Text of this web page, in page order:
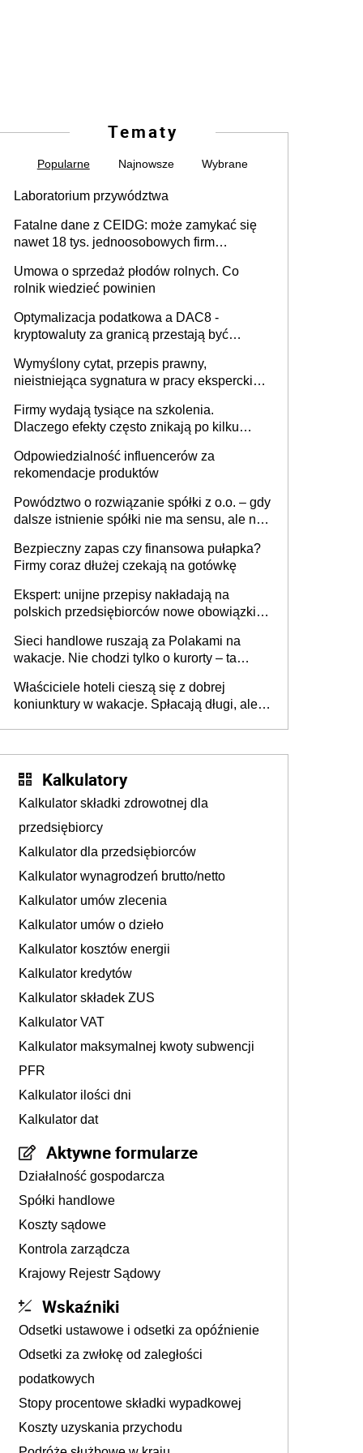
Tematy
Popularne Najnowsze Wybrane
Laboratorium przywództwa
Fatalne dane z CEIDG: może zamykać się
nawet 18 tys. jednoosobowych firm
Umowa o sprzedaż płodów rolnych. Co
rolnik wiedzieć powinien
Optymalizacja podatkowa a DAC8 -
kryptowaluty za granicą przestają być
Wymyślony cytat, przepis prawny,
nieistniejąca sygnatura w pracy eksperckiej -
firmie
Firmy wydają tysiące na szkolenia.
Dlaczego efekty często znikają po kilku
Odpowiedzialność influencerów za
rekomendacje produktów
Powództwo o rozwiązanie spółki z o.o. – gdy
dalsze istnienie spółki nie ma sensu, ale nie
Bezpieczny zapas czy finansowa pułapka?
Firmy coraz dłużej czekają na gotówkę
Ekspert: unijne przepisy nakładają na
polskich przedsiębiorców nowe obowiązki w
Sieci handlowe ruszają za Polakami na
wakacje. Nie chodzi tylko o kurorty – ta
tam, gdzie wielu spędzi urlop po cichu
Właściciele hoteli cieszą się z dobrej
koniunktury w wakacje. Spłacają długi, ale
Kalkulatory
Kalkulator składki zdrowotnej dla
przedsiębiorcy
Kalkulator dla przedsiębiorców
Kalkulator wynagrodzeń brutto/netto
Kalkulator umów zlecenia
Kalkulator umów o dzieło
Kalkulator kosztów energii
Kalkulator kredytów
Kalkulator składek ZUS
Kalkulator VAT
Kalkulator maksymalnej kwoty subwencji
PFR
Kalkulator ilości dni
Kalkulator dat
Aktywne formularze
Działalność gospodarcza
Spółki handlowe
Koszty sądowe
Kontrola zarządcza
Krajowy Rejestr Sądowy
Wskaźniki
Odsetki ustawowe i odsetki za opóźnienie
Odsetki za zwłokę od zaległości
podatkowych
Stopy procentowe składki wypadkowej
Koszty uzyskania przychodu